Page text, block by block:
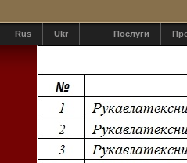
Rus Ukr Послуги